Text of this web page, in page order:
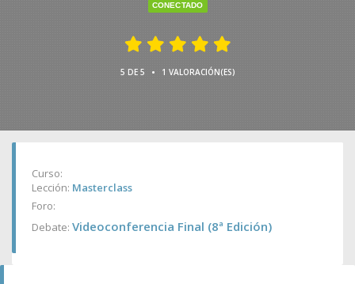
CONECTADO
5 DE 5 • 1 VALORACIÓN(ES)
Curso:
Lección: Masterclass
Foro:
Debate: Videoconferencia Final (8ª Edición)